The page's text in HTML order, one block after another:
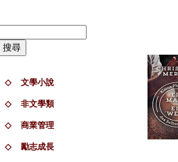
◇ 文學小說
◇ 非文學類
◇ 商業管理
◇ 勵志成長